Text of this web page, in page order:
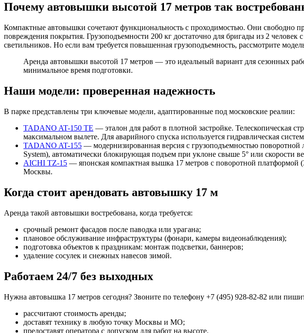
Почему автовышки высотой 17 метров так
Компактные автовышки сочетают функциональность с проходимостью. Они свободно
повреждения покрытия. Грузоподъемности 200 кг достаточно для бригады из 2
светильников. Но если вам требуется повышенная грузоподъемность, рассмотрите
Аренда автовышки высотой 17 метров — это идеальный вариант для сезонных
минимальное время подготовки.
Наши модели: проверенная надежность
В парке представлены три ключевые модели, адаптированные под московские реалии:
TADANO AT-150 TE — эталон для работ в плотной застройке. Телескопическая
максимальном вылете. Для аварийного спуска используется гидравлическая
TADANO AT-155 — модернизированная версия с грузоподъемностью поворотной
System), автоматически блокирующая подъем при уклоне свыше 5° или
AICHI TZ-15 — японская компактная вышка 17 метров с поворотной платформой
Москвы.
Когда стоит арендовать автовышку 17 м
Аренда такой автовышки востребована, когда требуется:
срочный ремонт фасадов после паводка или урагана;
плановое обслуживание инфраструктуры (фонари, камеры видеонаблюдения);
подготовка объектов к праздникам: монтаж подсветки, баннеров;
удаление сосулек и снежных навесов зимой.
Работаем 24/7 без выходных
Нужна автовышка 17 метров сегодня? Звоните по телефону +7 (495) 928-82-82 или
рассчитают стоимость аренды;
доставят технику в любую точку Москвы и МО;
предоставят оператора с допуском для работ на высоте.